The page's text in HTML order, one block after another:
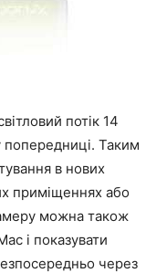
потік 14
Таким
в нових
приміщеннях або
можна також
і показувати
через